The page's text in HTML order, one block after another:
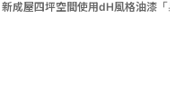
新成屋四坪空間使用dH風格油漆「星